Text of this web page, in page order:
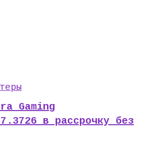
Gaming
в рассрочку без